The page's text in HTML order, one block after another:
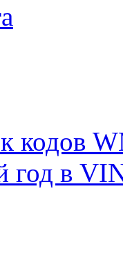
кодов
год в